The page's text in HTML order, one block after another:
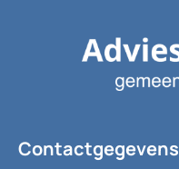
Contactgegevens